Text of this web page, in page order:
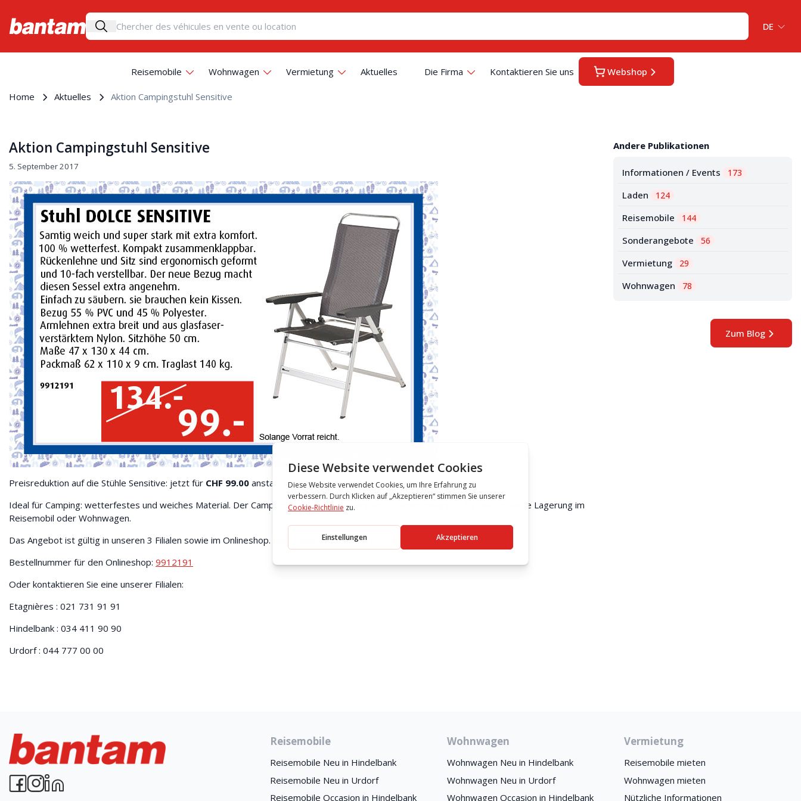
DE
Reisemobile Wohnwagen Vermietung Aktuelles Die Firma Kontaktieren Sie uns Webshop
Home Aktuelles Aktion Campingstuhl Sensitive
Aktion Campingstuhl Sensitive
5. September 2017
Preisreduktion auf die Stühle Sensitive: jetzt für CHF 99.00 anstatt CHF 134.00 –.Sie sparen CHF 35.00.
Ideal für Camping: wetterfestes und weiches Material. Der Campingstuhl lässt sich kompakt zusammenklappen für eine einfache Lagerung im
Reisemobil oder Wohnwagen.
Das Angebot ist gültig in unseren 3 Filialen sowie im Onlineshop. Nur solange Vorrat; am Besten noch heute Bestellen.
Bestellnummer für den Onlineshop: 9912191
Oder kontaktieren Sie eine unserer Filialen:
Etagnières : 021 731 91 91
Hindelbank : 034 411 90 90
Urdorf : 044 777 00 00
Andere Publikationen
Informationen / Events 173
Laden 124
Reisemobile 144
Sonderangebote 56
Vermietung 29
Wohnwagen 78
Zum Blog
Reisemobile
Reisemobile Neu in Hindelbank
Reisemobile Neu in Urdorf
Reisemobile Occasion in Hindelbank
Wohnwagen
Wohnwagen Neu in Hindelbank
Wohnwagen Neu in Urdorf
Wohnwagen Occasion in Hindelbank
Vermietung
Reisemobile mieten
Wohnwagen mieten
Nützliche Informationen